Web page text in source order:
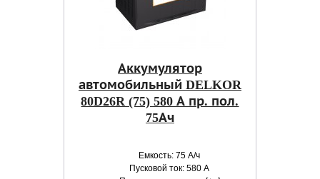
Аккумулятор
автомобильный DELKOR
80D26R (75) 580 А пр. пол.
75Ач
Емкость: 75 А/ч
Пусковой ток: 580 А